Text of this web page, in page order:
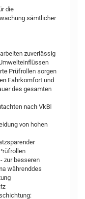
die
sämtlicher
zuverlässig
Prüfrollen sorgen
Fahrkomfort und
des gesamten
nach VkBl
von hohen
zur besseren
währenddes